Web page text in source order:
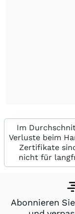
Im
Verluste beim
Zertifikate
nicht für
Abonnieren